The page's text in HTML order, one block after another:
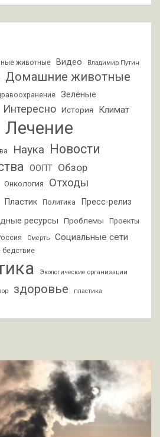
животные Видео Владимир Путин
Домашние животные
Зелёные
Интересно История Климат
Лечение
Наука Новости
ООПТ Обзор
Онкология Отходы
Пластик Политика Пресс-релиз
ресурсы Проблемы Проекты
Смерть Социальные сети
бедствие
Экологические организации
здоровье пластика